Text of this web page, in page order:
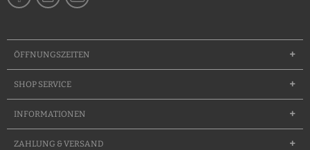
ÖFFNUNGSZEITEN
SHOP SERVICE
INFORMATIONEN
ZAHLUNG & VERSAND